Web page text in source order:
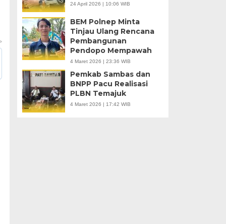
24 April 2026 | 10:06 WIB
BEM Polnep Minta
Tinjau Ulang Rencana
Pembangunan
Pendopo Mempawah
4 Maret 2026 | 23:36 WIB
Pemkab Sambas dan
BNPP Pacu Realisasi
PLBN Temajuk
4 Maret 2026 | 17:42 WIB